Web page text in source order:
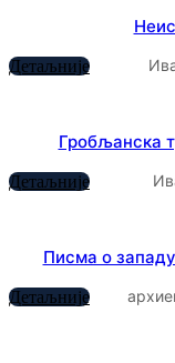
Детаљније
Гробљанска
Детаљније
Писма о
Детаљније